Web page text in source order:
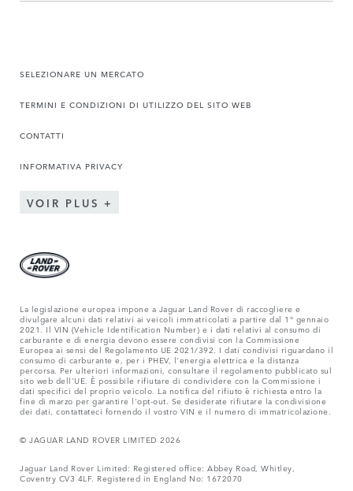
SELEZIONARE UN MERCATO
TERMINI E CONDIZIONI DI UTILIZZO DEL SITO WEB
CONTATTI
INFORMATIVA PRIVACY
VOIR PLUS
La legislazione europea impone a Jaguar Land Rover di raccogliere e
divulgare alcuni dati relativi ai veicoli immatricolati a partire dal 1° gennaio
2021. Il VIN (Vehicle Identification Number) e i dati relativi al consumo di
carburante e di energia devono essere condivisi con la Commissione
Europea ai sensi del Regolamento UE 2021/392. I dati condivisi riguardano il
consumo di carburante e, per i PHEV, l'energia elettrica e la distanza
percorsa. Per ulteriori informazioni, consultare il regolamento pubblicato sul
sito web dell'UE. È possibile rifiutare di condividere con la Commissione i
dati specifici del proprio veicolo. La notifica del rifiuto è richiesta entro la
fine di marzo per garantire l'opt-out. Se desiderate rifiutare la condivisione
dei dati, contattateci fornendo il vostro VIN e il numero di immatricolazione.
© JAGUAR LAND ROVER LIMITED 2026
Jaguar Land Rover Limited: Registered office: Abbey Road, Whitley,
Coventry CV3 4LF. Registered in England No: 1672070